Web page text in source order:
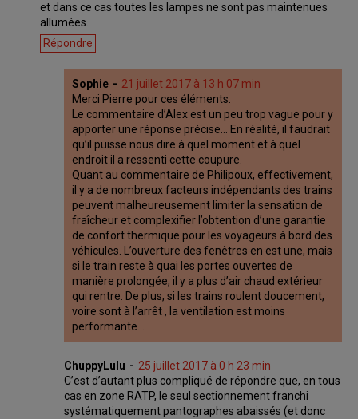
et dans ce cas toutes les lampes ne sont pas maintenues
allumées.
Répondre
Sophie
21 juillet 2017 à 13 h 07 min
Merci Pierre pour ces éléments.
Le commentaire d’Alex est un peu trop vague pour y
apporter une réponse précise… En réalité, il faudrait
qu’il puisse nous dire à quel moment et à quel
endroit il a ressenti cette coupure.
Quant au commentaire de Philipoux, effectivement,
il y a de nombreux facteurs indépendants des trains
peuvent malheureusement limiter la sensation de
fraîcheur et complexifier l’obtention d’une garantie
de confort thermique pour les voyageurs à bord des
véhicules. L’ouverture des fenêtres en est une, mais
si le train reste à quai les portes ouvertes de
manière prolongée, il y a plus d’air chaud extérieur
qui rentre. De plus, si les trains roulent doucement,
voire sont à l’arrêt , la ventilation est moins
performante…
ChuppyLulu
25 juillet 2017 à 0 h 23 min
C’est d’autant plus compliqué de répondre que, en tous
cas en zone RATP, le seul sectionnement franchi
systématiquement pantographes abaissés (et donc